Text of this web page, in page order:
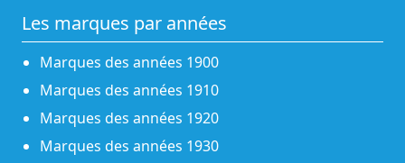
Les marques par années
Marques des années 1900
Marques des années 1910
Marques des années 1920
Marques des années 1930